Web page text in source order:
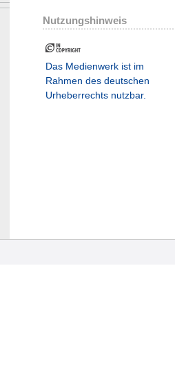
Nutzungshinweis
Das Medienwerk ist im
Rahmen des deutschen
Urheberrechts nutzbar.